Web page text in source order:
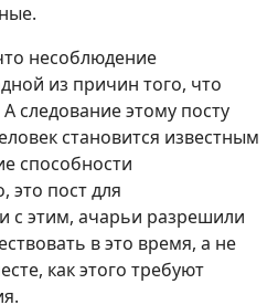
несоблюдение
из причин того, что
следование этому посту
становится известным
способности
это пост для
с этим, ачарьи разрешили
в это время, а не
как этого требуют